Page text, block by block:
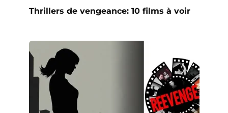
Thrillers de vengeance: 10 films à voir